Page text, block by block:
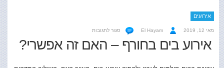
אירועים
מאי 12, 2019 El Hayam סגור לתגובותעל
בים
אירוע בים בחורף – האם זה אפשרי?